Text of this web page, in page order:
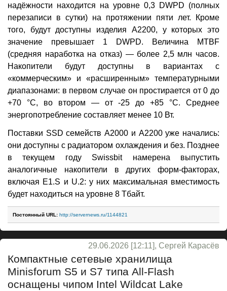
надёжности находится на уровне 0,3 DWPD (полных
перезаписи в сутки) на протяжении пяти лет. Кроме
того, будут доступны изделия A2200, у которых это
значение превышает 1 DWPD. Величина MTBF
(средняя наработка на отказ) — более 2,5 млн часов.
Накопители будут доступны в вариантах с
«коммерческим» и «расширенным» температурными
диапазонами: в первом случае он простирается от 0 до
+70 °C, во втором — от -25 до +85 °C. Среднее
энергопотребление составляет менее 10 Вт.
Поставки SSD семейств A2000 и A2200 уже начались:
они доступны с радиатором охлаждения и без. Позднее
в текущем году Swissbit намерена выпустить
аналогичные накопители в других форм-факторах,
включая E1.S и U.2: у них максимальная вместимость
будет находиться на уровне 8 Тбайт.
Постоянный URL: http://servernews.ru/1144821
29.06.2026 [12:11], Сергей Карасёв
Компактные сетевые хранилища
Minisforum S5 и S7 типа All-Flash
оснащены чипом Intel Wildcat Lake